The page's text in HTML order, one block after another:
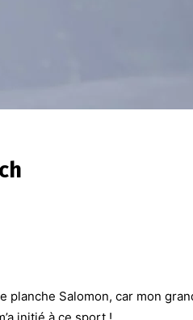
planche Salomon, car mon